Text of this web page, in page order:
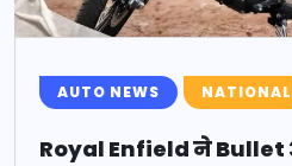
AUTO NEWS NATIONAL
Royal Enfield ने